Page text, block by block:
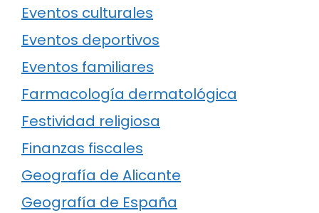
Eventos culturales
Eventos deportivos
Eventos familiares
Farmacología dermatológica
Festividad religiosa
Finanzas fiscales
Geografía de Alicante
Geografía de España